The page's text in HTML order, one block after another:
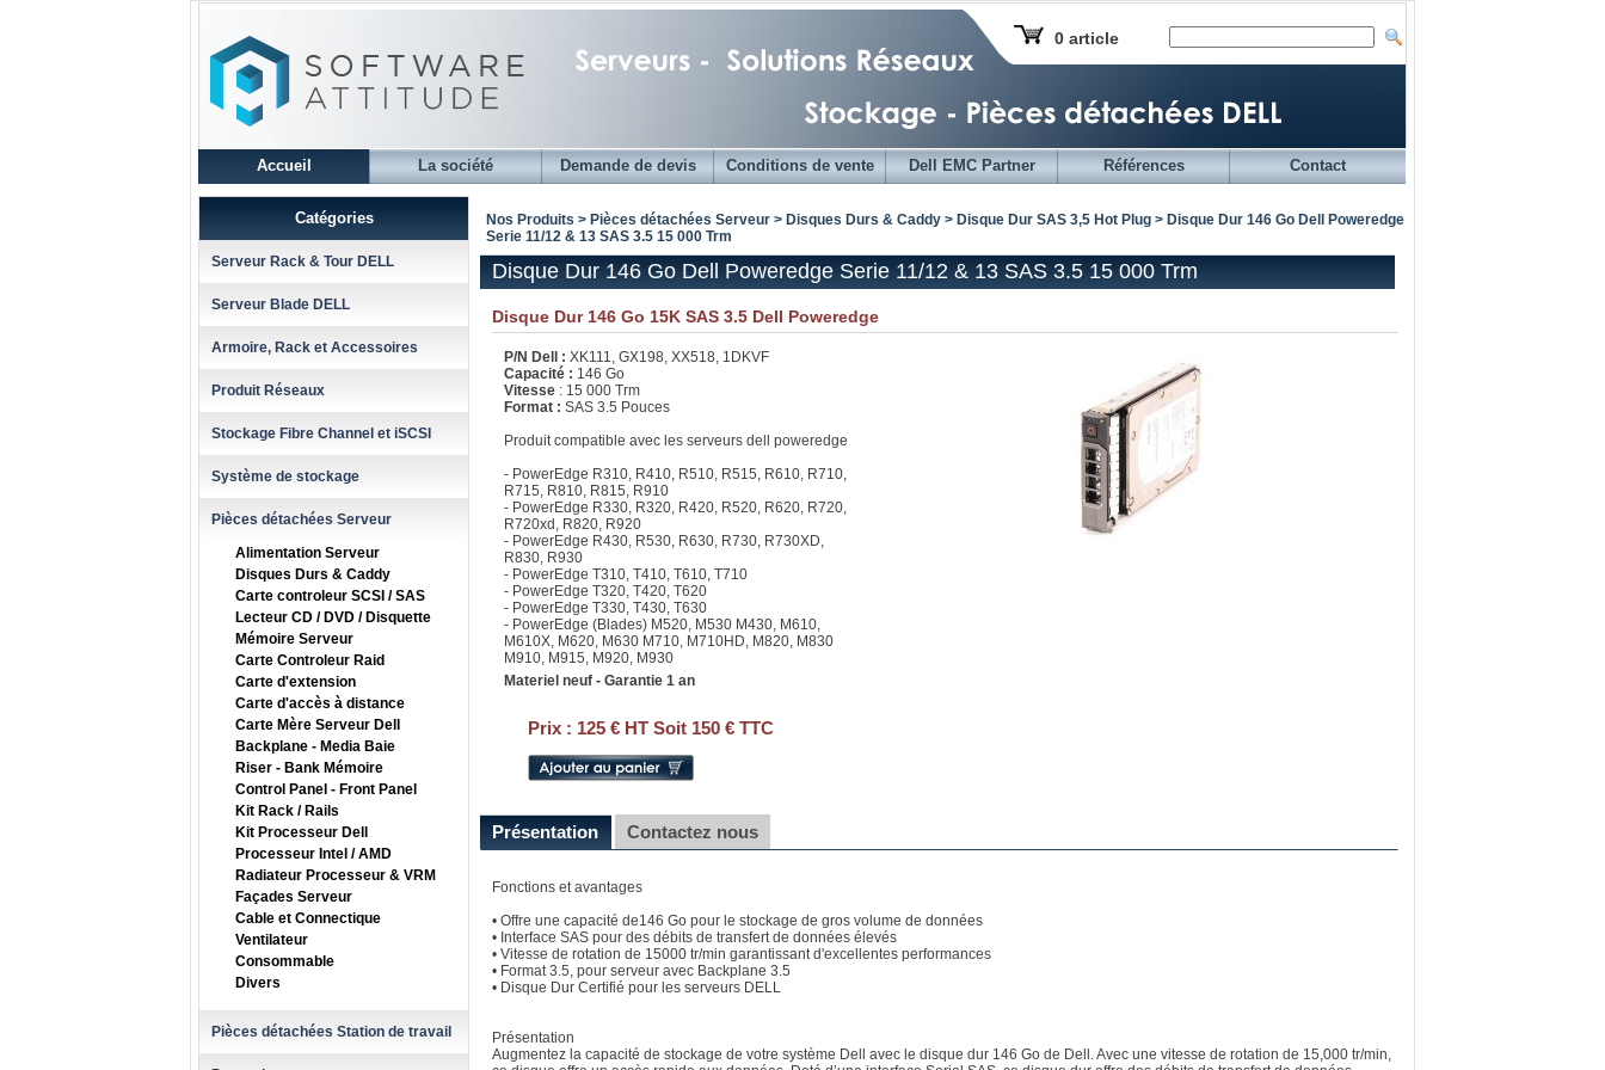
0 article
Accueil La société Demande de devis Conditions de vente Dell EMC Partner Références Contact
Catégories
Serveur Rack & Tour DELL
Serveur Blade DELL
Armoire, Rack et Accessoires
Produit Réseaux
Stockage Fibre Channel et iSCSI
Système de stockage
Pièces détachées Serveur
Alimentation Serveur
Disques Durs & Caddy
Carte controleur SCSI / SAS
Lecteur CD / DVD / Disquette
Mémoire Serveur
Carte Controleur Raid
Carte d'extension
Carte d'accès à distance
Carte Mère Serveur Dell
Backplane - Media Baie
Riser - Bank Mémoire
Control Panel - Front Panel
Kit Rack / Rails
Kit Processeur Dell
Processeur Intel / AMD
Radiateur Processeur & VRM
Façades Serveur
Cable et Connectique
Ventilateur
Consommable
Divers
Pièces détachées Station de travail
Nos Produits > Pièces détachées Serveur > Disques Durs & Caddy > Disque Dur SAS 3,5 Hot Plug > Disque Dur 146 Go Dell Poweredge
Serie 11/12 & 13 SAS 3.5 15 000 Trm
Disque Dur 146 Go Dell Poweredge Serie 11/12 & 13 SAS 3.5 15 000 Trm
Disque Dur 146 Go 15K SAS 3.5 Dell Poweredge
P/N Dell : XK111, GX198, XX518, 1DKVF
Capacité : 146 Go
Vitesse : 15 000 Trm
Format : SAS 3.5 Pouces
Produit compatible avec les serveurs dell poweredge
- PowerEdge R310, R410, R510, R515, R610, R710,
R715, R810, R815, R910
- PowerEdge R330, R320, R420, R520, R620, R720,
R720xd, R820, R920
- PowerEdge R430, R530, R630, R730, R730XD,
R830, R930
- PowerEdge T310, T410, T610, T710
- PowerEdge T320, T420, T620
- PowerEdge T330, T430, T630
- PowerEdge (Blades) M520, M530 M430, M610,
M610X, M620, M630 M710, M710HD, M820, M830
M910, M915, M920, M930
Materiel neuf - Garantie 1 an
Prix : 125 € HT Soit 150 € TTC
Présentation Contactez nous
Fonctions et avantages
• Offre une capacité de146 Go pour le stockage de gros volume de données
• Interface SAS pour des débits de transfert de données élevés
• Vitesse de rotation de 15000 tr/min garantissant d'excellentes performances
• Format 3.5, pour serveur avec Backplane 3.5
• Disque Dur Certifié pour les serveurs DELL
Présentation
Augmentez la capacité de stockage de votre système Dell avec le disque dur 146 Go de Dell. Avec une vitesse de rotation de 15,000 tr/min,